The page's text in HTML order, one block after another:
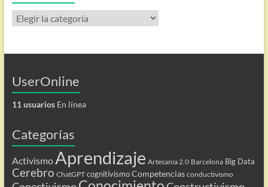
Categorías
UserOnline
11 usuariosEn línea
Categorías
Activismo Aprendizaje Artesanía 2.0 Barcelona Big Data
Cerebro ChatGPT cognitivismo Competencias conductivismo